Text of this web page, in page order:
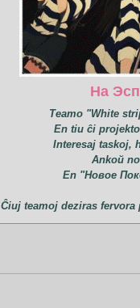
На
Teamo "White
En tiu ĉi
Interesaj taskoj,
Ankoй
En "Новое
Ĉiuj teamoj deziras